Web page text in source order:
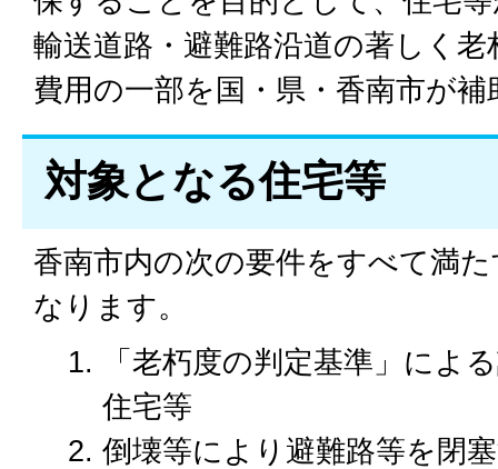
輸送道路・避難路沿道の著しく
費用の一部を国・県・香南市が
対象となる住宅等
香南市内の次の要件をすべて満
なります。
「老朽度の判定基準」によ
住宅等
倒壊等により避難路等を閉